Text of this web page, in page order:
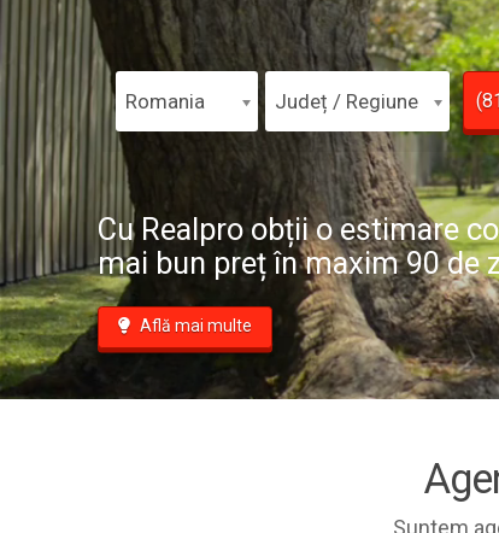
Romania Județ / Regiune (
Cu Realpro obții o estimare
mai bun preț în maxim 90 de
Află mai multe
Suntem